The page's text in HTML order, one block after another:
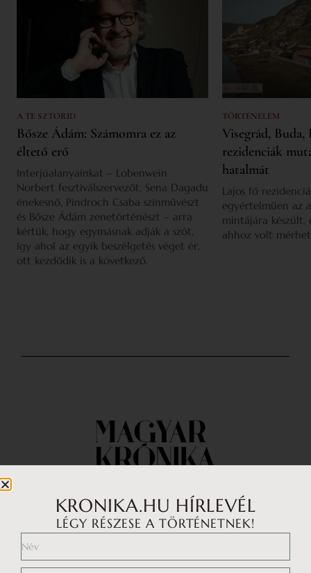
A TE SZTORID
Bősze Ádám: Számomra ez az
éltető erő
Interjúalanyainkat – Lobenwein
Norbert fesztiválszervezőt, Sena Dagadu
énekesnő, Pindroch Csaba színművészt
és Bősze Ádám zenetörténészt – arra
kértük, hogy egymásnak adják a szót,
így ahol az egyik beszélgetés véget ér,
ott kezdődik is a következő.
TÖRTÉNELEM
Visegrád,
rezidenciák
hatalmát
Lajos fő
egyértelműen az
mintájára készült,
ahhoz volt
Impresszum
KRONIKA.HU HÍRLEVÉL
LÉGY RÉSZESE A TÖRTÉNETNEK!